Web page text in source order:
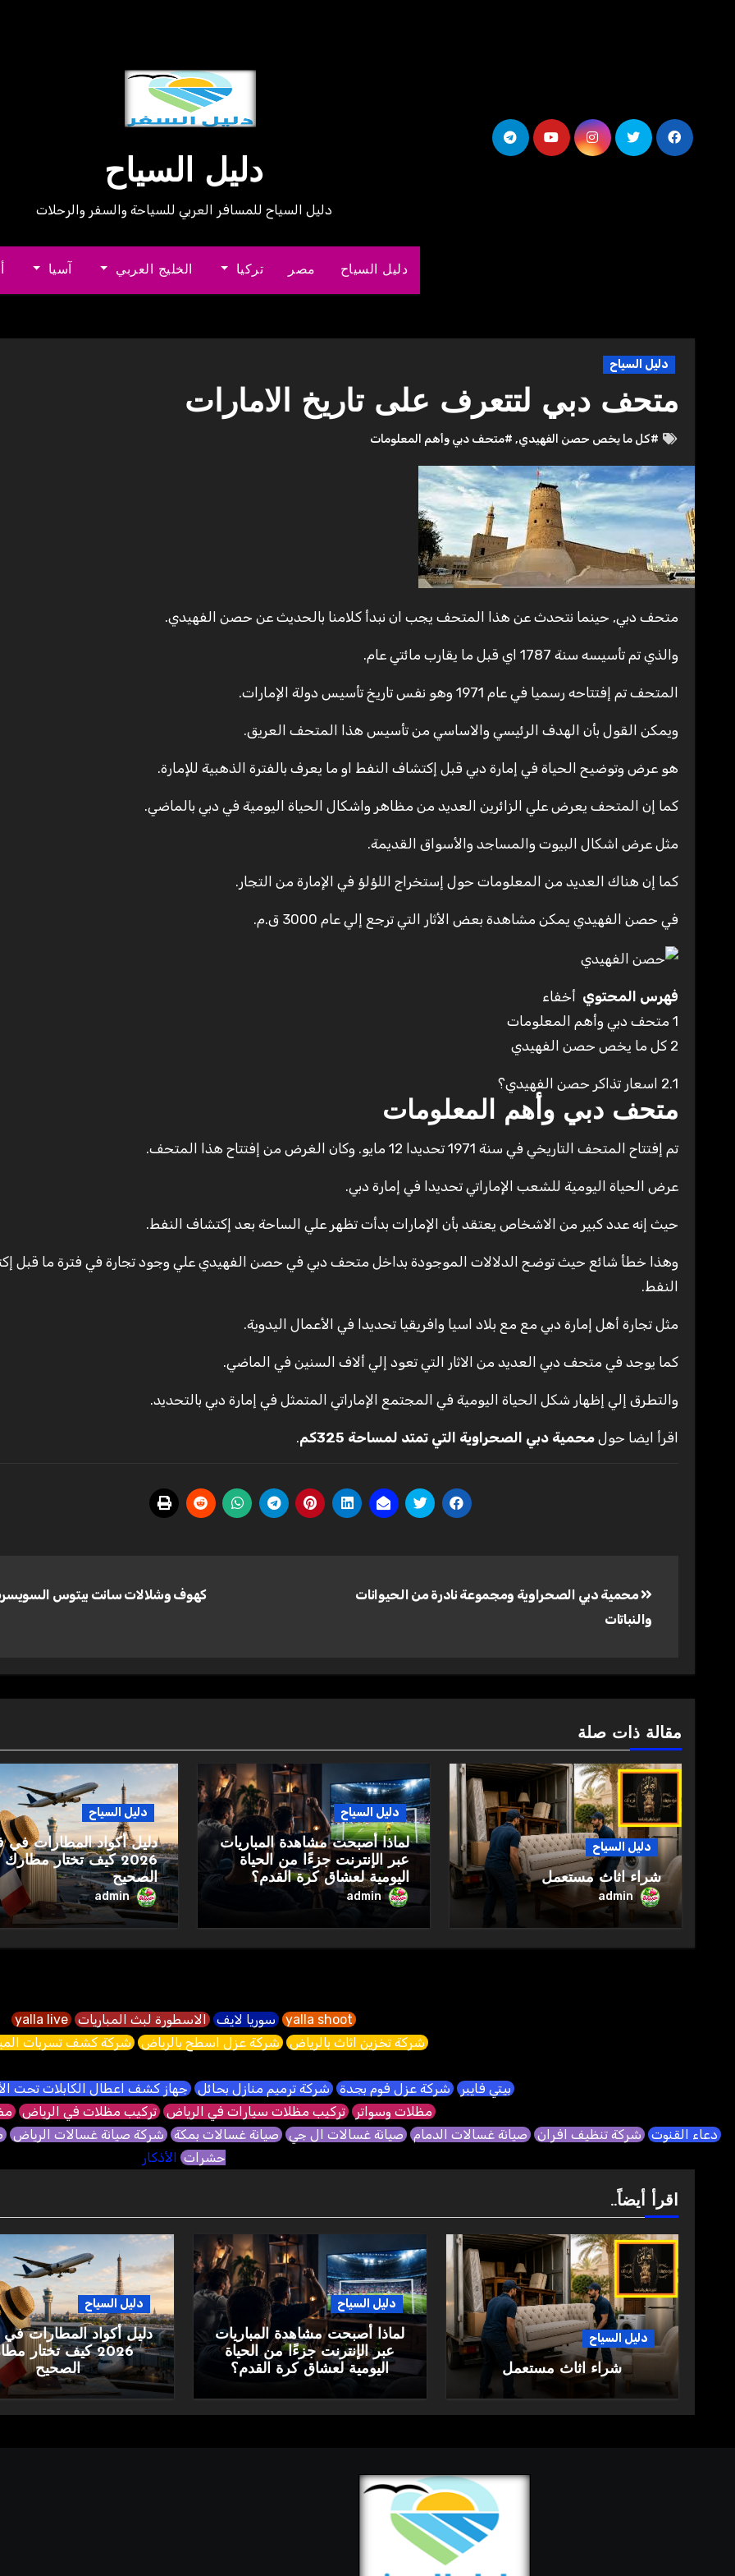
دليل السياح
دليل السياح للمسافر العربي للسياحة والسفر والرحلات
دليل السياح مصر تركيا الخليج العربي آسيا
دليل السياح
متحف دبي لتتعرف على تاريخ الامارات
#كل ما يخص حصن الفهيدي, #متحف دبي وأهم المعلومات
متحف دبي, حينما نتحدث عن هذا المتحف يجب ان نبدأ كلامنا بالحديث عن حصن الفهيدي.
والذي تم تأسيسه سنة 1787 اي قبل ما يقارب مائتي عام.
المتحف تم إفتتاحه رسميا في عام 1971 وهو نفس تاريخ تأسيس دولة الإمارات.
ويمكن القول بأن الهدف الرئيسي والاساسي من تأسيس هذا المتحف العريق.
هو عرض وتوضيح الحياة في إمارة دبي قبل إكتشاف النفط او ما يعرف بالفترة الذهبية للإمارة.
كما إن المتحف يعرض علي الزائرين العديد من مظاهر واشكال الحياة اليومية في دبي بالماضي.
مثل عرض اشكال البيوت والمساجد والأسواق القديمة.
كما إن هناك العديد من المعلومات حول إستخراج اللؤلؤ في الإمارة من التجار.
في حصن الفهيدي يمكن مشاهدة بعض الأثار التي ترجع إلي عام 3000 ق.م.
فهرس المحتوي أخفاء
1 متحف دبي وأهم المعلومات
2 كل ما يخص حصن الفهيدي
2.1 اسعار تذاكر حصن الفهيدي؟
متحف دبي وأهم المعلومات
تم إفتتاح المتحف التاريخي في سنة 1971 تحديدا 12 مايو. وكان الغرض من إفتتاح هذا المتحف.
عرض الحياة اليومية للشعب الإماراتي تحديدا في إمارة دبي.
حيث إنه عدد كبير من الاشخاص يعتقد بأن الإمارات بدأت تظهر علي الساحة بعد إكتشاف النفط.
وهذا خطأ شائع حيث توضح الدلالات الموجودة بداخل متحف دبي في حصن الفهيدي علي وجود تجارة في فترة ما قبل
النفط.
مثل تجارة أهل إمارة دبي مع مع بلاد اسيا وافريقيا تحديدا في الأعمال اليدوية.
كما يوجد في متحف دبي العديد من الاثار التي تعود إلي ألاف السنين في الماضي.
والتطرق إلي إظهار شكل الحياة اليومية في المجتمع الإماراتي المتمثل في إمارة دبي بالتحديد.
اقرأ ايضا حول محمية دبي الصحراوية التي تمتد لمساحة 325كم .
المقالات
محمية دبي الصحراوية ومجموعة نادرة من الحيوانات
والنباتات
كهوف وشلالات سانت بيتوس
مقالة ذات صلة
دليل السياح
شراء اثاث مستعمل
admin
دليل السياح
لماذا أصبحت مشاهدة المباريات
عبر الإنترنت جزءًا من الحياة
اليومية لعشاق كرة القدم؟
admin
دليل السياح
دليل أكواد المطارات في
2026 كيف تختار مطارك
الصحيح
admin
yalla shoot سوريا لايف الاسطورة لبث المباريات yalla live
شركة تخزين اثاث بالرياض شركة عزل اسطح بالرياض شركة كشف تسربات
بيتي فايبر شركة عزل فوم بجدة شركة ترميم منازل بحائل جهاز كشف اعطال الكابلات تحت
مظلات وسواتر تركيب مظلات سيارات في الرياض تركيب مظلات في الرياض
دعاء القنوت شركة تنظيف افران صيانة غسالات الدمام صيانة غسالات ال جي صيانة غسالات بمكة شركة صيانة غسالات الرياض
حشرات الأذكار
اقرأ أيضاً..
دليل السياح
شراء اثاث مستعمل
دليل السياح
لماذا أصبحت مشاهدة المباريات
عبر الإنترنت جزءًا من الحياة
اليومية لعشاق كرة القدم؟
دليل السياح
دليل أكواد المطارات
2026 كيف تختار
الصحيح